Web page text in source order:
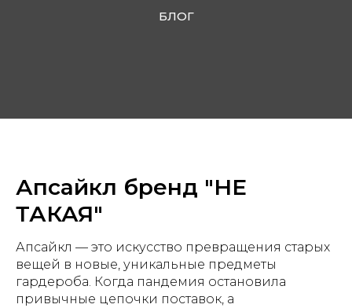
БЛОГ
Апсайкл бренд "НЕ
ТАКАЯ"
Апсайкл — это искусство превращения старых
вещей в новые, уникальные предметы
гардероба. Когда пандемия остановила
привычные цепочки поставок, а